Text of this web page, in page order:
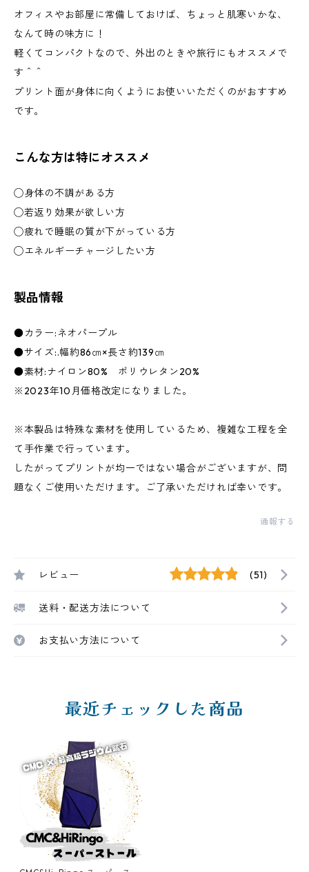
オフィスやお部屋に常備しておけば、ちょっと肌寒いかな、
なんて時の味方に！
軽くてコンパクトなので、外出のときや旅行にもオススメで
す＾＾
プリント面が身体に向くようにお使いいただくのがおすすめ
です。
こんな方は特にオススメ
◯身体の不調がある方
◯若返り効果が欲しい方
◯疲れで睡眠の質が下がっている方
◯エネルギーチャージしたい方
製品情報
●カラー:ネオパープル
●サイズ:.幅約86㎝×長さ約139㎝
●素材:ナイロン80% ポリウレタン20%
※2023年10月価格改定になりました。
※本製品は特殊な素材を使用しているため、複雑な工程を全
て手作業で行っています。
したがってプリントが均一ではない場合がございますが、問
題なくご使用いただけます。ご了承いただければ幸いです。
通報する
レビュー (51)
送料・配送方法について
お支払い方法について
最近チェックした商品